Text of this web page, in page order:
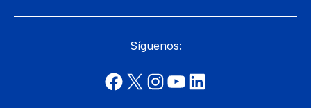
Síguenos: